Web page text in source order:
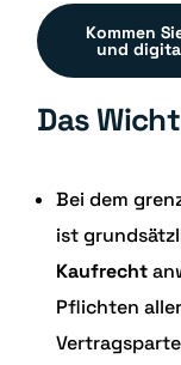
Kommen
und
Das
Bei dem
ist
Kaufrecht
Pflichten